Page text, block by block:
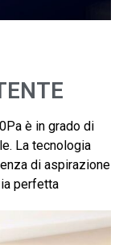
è in grado di
La tecnologia
di aspirazione
perfetta